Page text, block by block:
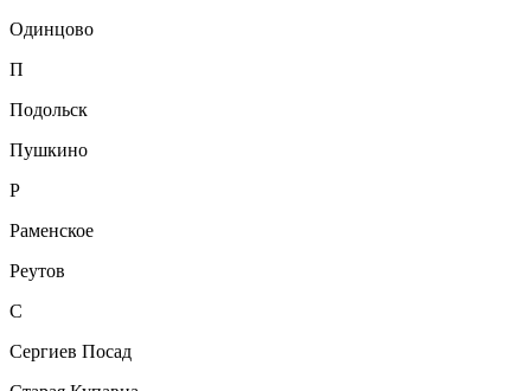
Одинцово
П
Подольск
Пушкино
Р
Раменское
Реутов
С
Сергиев Посад